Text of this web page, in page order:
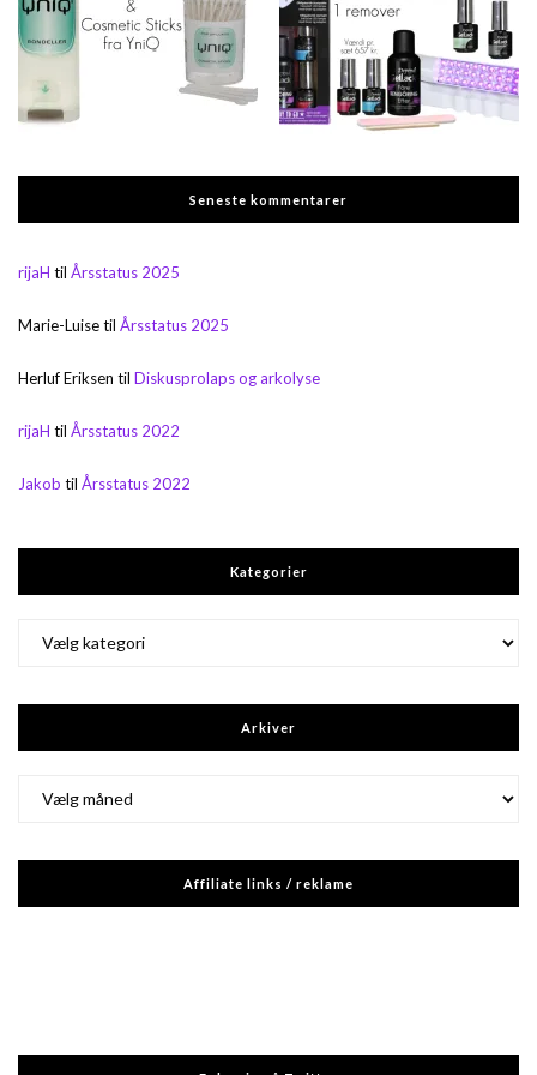
Seneste kommentarer
rijaH til Årsstatus 2025
Marie-Luisetil Årsstatus 2025
Herluf Eriksen til Diskusprolaps og arkolyse
rijaH til Årsstatus 2022
Jakob til Årsstatus 2022
Kategorier
Arkiver
Affiliate links / reklame